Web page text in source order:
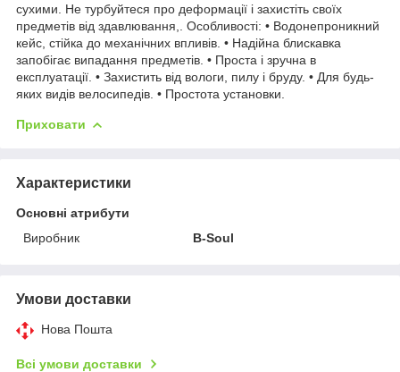
сухими. Не турбуйтеся про деформації і захистіть своїх
предметів від здавлювання,. Особливості: • Водонепроникний
кейс, стійка до механічних впливів. • Надійна блискавка
запобігає випадання предметів. • Проста і зручна в
експлуатації. • Захистить від вологи, пилу і бруду. • Для будь-
яких видів велосипедів. • Простота установки.
Приховати
Характеристики
Основні атрибути
Виробник
B-Soul
Умови доставки
Нова Пошта
Всі умови доставки